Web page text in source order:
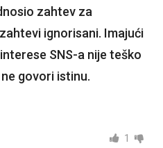
zahtev za
ignorisani. Imajući
SNS-a nije teško
govori istinu.
1